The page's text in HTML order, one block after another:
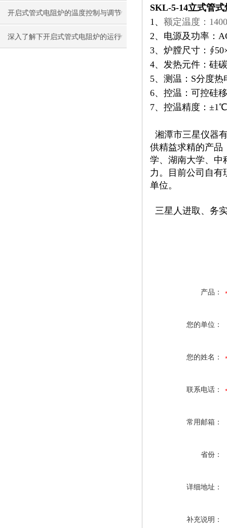
开启式管式电阻炉的温度控制与调节
方法
深入了解下开启式管式电阻炉的运行
SKL-5-14立式管式
1、 额定温度：
2、电源及功率：
3、炉膛尺寸：
4、发热元件：硅
5、测温：S分度
6、控温：可控硅
7、控温精度：
湘潭市三星仪器
供精益求精的产品
学、湖南大学、中
力。目前公司自有
单位。
三星人进取、务
产品：
您的单位：
您的姓名：
联系电话：
常用邮箱：
省份：
详细地址：
补充说明：